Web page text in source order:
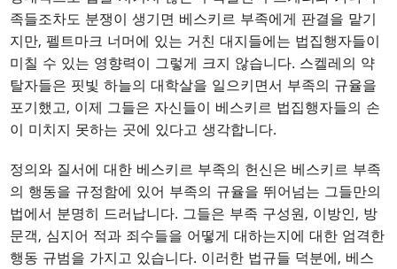
족들조차도 분쟁이 생기면 베스키르 부족에게 판결을 맡기
지만, 펠트마크 너머에 있는 거친 대지들에는 법집행자들이
미칠 수 있는 영향력이 그렇게 크지 않습니다. 스켈레의 약
탈자들은 핏빛 하늘의 대학살을 일으키면서 부족의 규율을
포기했고, 이제 그들은 자신들이 베스키르 법집행자들의 손
이 미치지 못하는 곳에 있다고 생각합니다.
정의와 질서에 대한 베스키르 부족의 헌신은 베스키르 부족
의 행동을 규정함에 있어 부족의 규율을 뛰어넘는 그들만의
법에서 분명히 드러납니다. 그들은 부족 구성원, 이방인, 방
문객, 심지어 적과 죄수들을 어떻게 대하는지에 대한 엄격한
행동 규범을 가지고 있습니다. 이러한 법규들 덕분에, 베스